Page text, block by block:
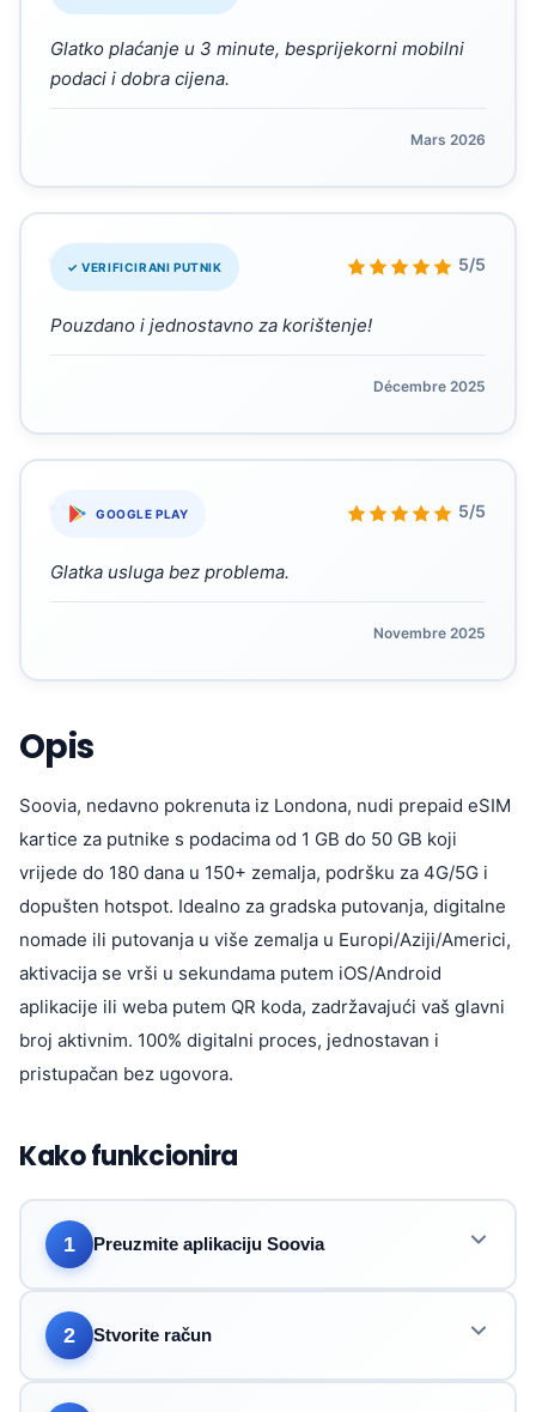
Glatko plaćanje u 3 minute, besprijekorni mobilni
podaci i dobra cijena.
Mars 2026
✓ VERIFICIRANI PUTNIK 5/5
“
Pouzdano i jednostavno za korištenje!
Décembre 2025
GOOGLE PLAY 5/5
“
Glatka usluga bez problema.
Novembre 2025
Opis
Soovia, nedavno pokrenuta iz Londona, nudi prepaid eSIM
kartice za putnike s podacima od 1 GB do 50 GB koji
vrijede do 180 dana u 150+ zemalja, podršku za 4G/5G i
dopušten hotspot. Idealno za gradska putovanja, digitalne
nomade ili putovanja u više zemalja u Europi/Aziji/Americi,
aktivacija se vrši u sekundama putem iOS/Android
aplikacije ili weba putem QR koda, zadržavajući vaš glavni
broj aktivnim. 100% digitalni proces, jednostavan i
pristupačan bez ugovora.
Kako funkcionira
1 Preuzmite aplikaciju Soovia
2 Stvorite račun